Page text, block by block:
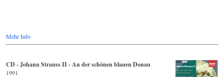
Mehr Info
CD - Johann Strauss II - An der schönen blauen Donau
1991